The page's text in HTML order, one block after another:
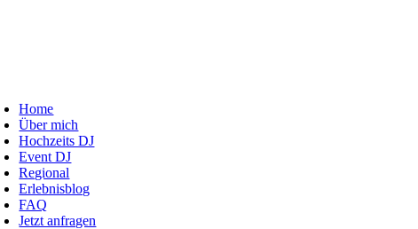
Home
Über mich
Hochzeits DJ
Event DJ
Regional
Erlebnisblog
FAQ
Jetzt anfragen